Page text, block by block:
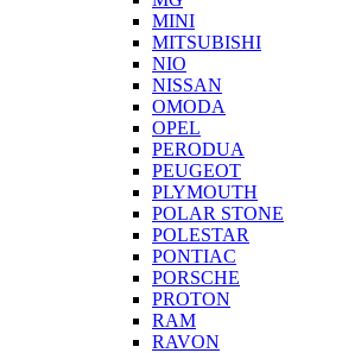
MINI
MITSUBISHI
NIO
NISSAN
OMODA
OPEL
PERODUA
PEUGEOT
PLYMOUTH
POLAR STONE
POLESTAR
PONTIAC
PORSCHE
PROTON
RAM
RAVON